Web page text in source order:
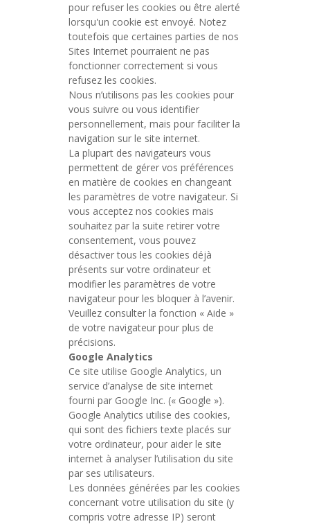
pour refuser les cookies ou être alerté
lorsqu'un cookie est envoyé. Notez
toutefois que certaines parties de nos
Sites Internet pourraient ne pas
fonctionner correctement si vous
refusez les cookies.
Nous n’utilisons pas les cookies pour
vous suivre ou vous identifier
personnellement, mais pour faciliter la
navigation sur le site internet.
La plupart des navigateurs vous
permettent de gérer vos préférences
en matière de cookies en changeant
les paramètres de votre navigateur. Si
vous acceptez nos cookies mais
souhaitez par la suite retirer votre
consentement, vous pouvez
désactiver tous les cookies déjà
présents sur votre ordinateur et
modifier les paramètres de votre
navigateur pour les bloquer à l’avenir.
Veuillez consulter la fonction « Aide »
de votre navigateur pour plus de
précisions.
Google Analytics
Ce site utilise Google Analytics, un
service d’analyse de site internet
fourni par Google Inc. (« Google »).
Google Analytics utilise des cookies,
qui sont des fichiers texte placés sur
votre ordinateur, pour aider le site
internet à analyser l’utilisation du site
par ses utilisateurs.
Les données générées par les cookies
concernant votre utilisation du site (y
compris votre adresse IP) seront